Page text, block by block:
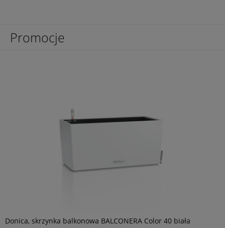
Promocje
Donica, skrzynka balkonowa BALCONERA Color 40 biała